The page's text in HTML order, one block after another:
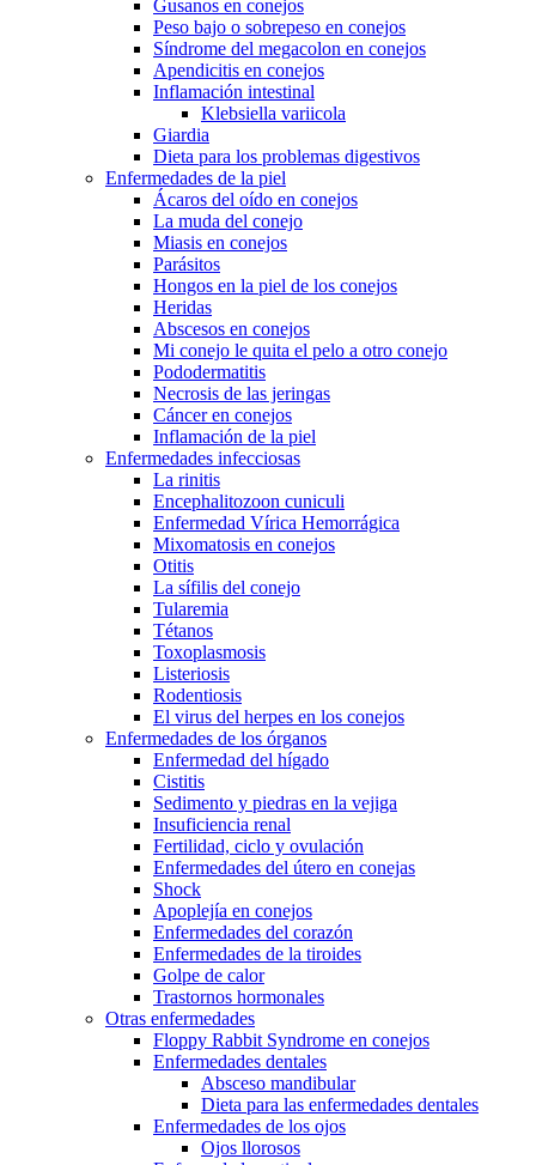
Gusanos en conejos
Peso bajo o sobrepeso en conejos
Síndrome del megacolon en conejos
Apendicitis en conejos
Inflamación intestinal
Klebsiella variicola
Giardia
Dieta para los problemas digestivos
Enfermedades de la piel
Ácaros del oído en conejos
La muda del conejo
Miasis en conejos
Parásitos
Hongos en la piel de los conejos
Heridas
Abscesos en conejos
Mi conejo le quita el pelo a otro conejo
Pododermatitis
Necrosis de las jeringas
Cáncer en conejos
Inflamación de la piel
Enfermedades infecciosas
La rinitis
Encephalitozoon cuniculi
Enfermedad Vírica Hemorrágica
Mixomatosis en conejos
Otitis
La sífilis del conejo
Tularemia
Tétanos
Toxoplasmosis
Listeriosis
Rodentiosis
El virus del herpes en los conejos
Enfermedades de los órganos
Enfermedad del hígado
Cistitis
Sedimento y piedras en la vejiga
Insuficiencia renal
Fertilidad, ciclo y ovulación
Enfermedades del útero en conejas
Shock
Apoplejía en conejos
Enfermedades del corazón
Enfermedades de la tiroides
Golpe de calor
Trastornos hormonales
Otras enfermedades
Floppy Rabbit Syndrome en conejos
Enfermedades dentales
Absceso mandibular
Dieta para las enfermedades dentales
Enfermedades de los ojos
Ojos llorosos